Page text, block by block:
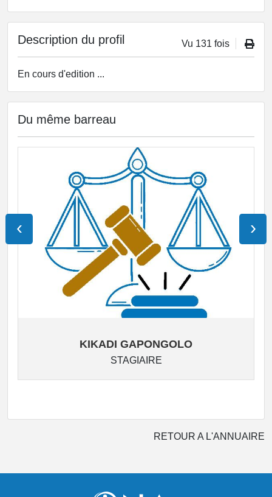
Description du profil Vu 131 fois
En cours d'edition ...
Du même barreau
KIKADI GAPONGOLO
STAGIAIRE
‹ ›
RETOUR A L'ANNUAIRE